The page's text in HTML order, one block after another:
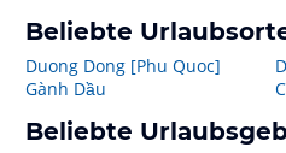
Beliebte
Duong Dong [Phu Quoc]
Gành Dầu
Beliebte